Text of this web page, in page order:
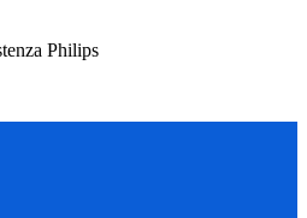
Philips